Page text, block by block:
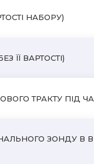
НАБОРУ)
ЇЇ ВАРТОСТІ)
ТРАКТУ ПІД
ЗОНДУ В